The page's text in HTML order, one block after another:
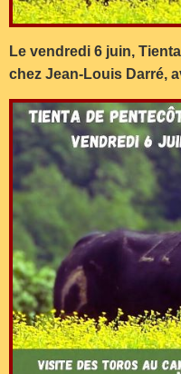
Le vendredi 6 juin,
chez Jean-Louis Darré,